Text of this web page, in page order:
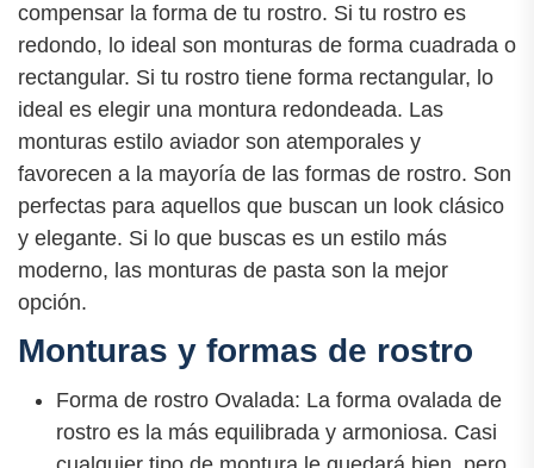
compensar la forma de tu rostro. Si tu rostro es
redondo, lo ideal son monturas de forma cuadrada o
rectangular. Si tu rostro tiene forma rectangular, lo
ideal es elegir una montura redondeada. Las
monturas estilo aviador son atemporales y
favorecen a la mayoría de las formas de rostro. Son
perfectas para aquellos que buscan un look clásico
y elegante. Si lo que buscas es un estilo más
moderno, las monturas de pasta son la mejor
opción.
Monturas y formas de rostro
Forma de rostro Ovalada: La forma ovalada de
rostro es la más equilibrada y armoniosa. Casi